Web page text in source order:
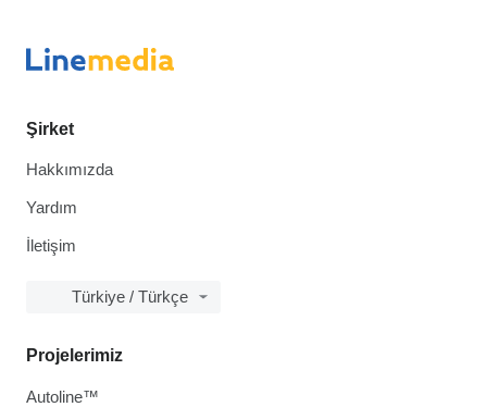
Şirket
Hakkımızda
Yardım
İletişim
Türkiye / Türkçe
Projelerimiz
Autoline™